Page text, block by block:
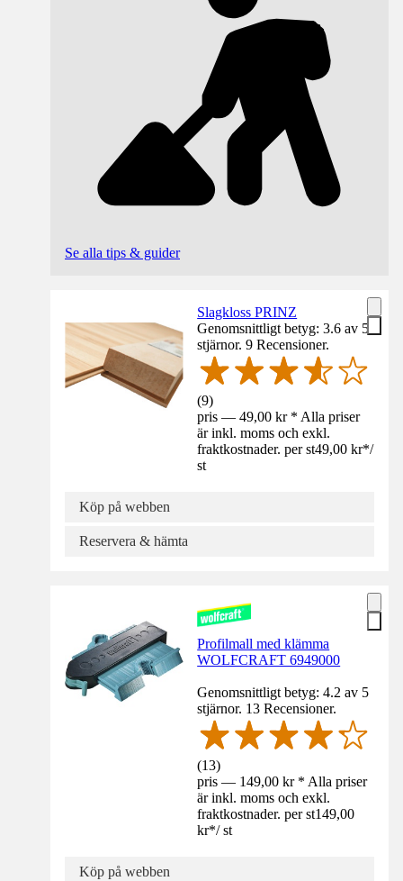
Se alla tips & guider
Slagkloss PRINZ
Genomsnittligt betyg: 3.6 av 5
stjärnor. 9 Recensioner.
(9)
pris — 49,00 kr * Alla priser
är inkl. moms och exkl.
fraktkostnader. per st49,00 kr*/
st
Köp på webben
Reservera & hämta
Profilmall med klämma
WOLFCRAFT 6949000
Genomsnittligt betyg: 4.2 av 5
stjärnor. 13 Recensioner.
(13)
pris — 149,00 kr * Alla priser
är inkl. moms och exkl.
fraktkostnader. per st149,00
kr*/ st
Köp på webben